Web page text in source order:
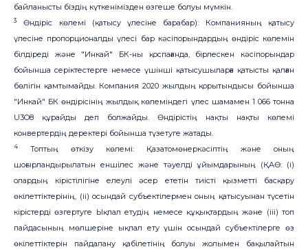
байланысты біздің күткенімізден өзгеше болуы мүмкін.
3
Өндіріс көлемі (қатысу үлесіне барабар): Компанияның қатысу
үлесіне пропорционалды үлесі бар кәсіпорындардың өндіріс көлемін
білдіреді және "Инкай" БК-ны қоспағанда, бірлескен кәсіпорындар
бойынша серіктестерге немесе үшінші қатысушыларға қатысты қалған
бөлігін қамтымайды. Компания 2020 жылдың қорытындысы бойынша
"Инкай" БК өндірісінің жылдық көлеміндегі үлес шамамен 1 066 тонна
U3O8 құрайды деп болжайды. Өндірістің нақты нақты көлемі
конвертердің деректері бойынша түзетуге жатады.
4
Топтың өткізу көлемі: Қазатомөнеркәсіптің және оның
шоғырландырылатын еншілес және тәуелді ұйымдарының (ҚАӨ: (i)
олардың кірістілігіне елеулі әсер ететін тиісті қызметті басқару
өкілеттіктерінің, (ii) осындай субъектілермен оның қатысуынан түсетін
кірістерді өзгертуге Ықпал етудің немесе құқықтардың және (iii) топ
пайдасының мөлшеріне ықпал ету үшін осындай субъектілерге өз
өкілеттіктерін пайдалану қабілетінің болуы жолымен бақылайтын